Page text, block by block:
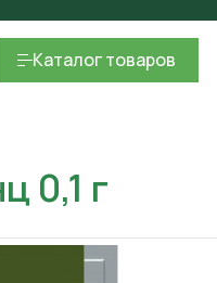
Каталогтоваров
0,1 г